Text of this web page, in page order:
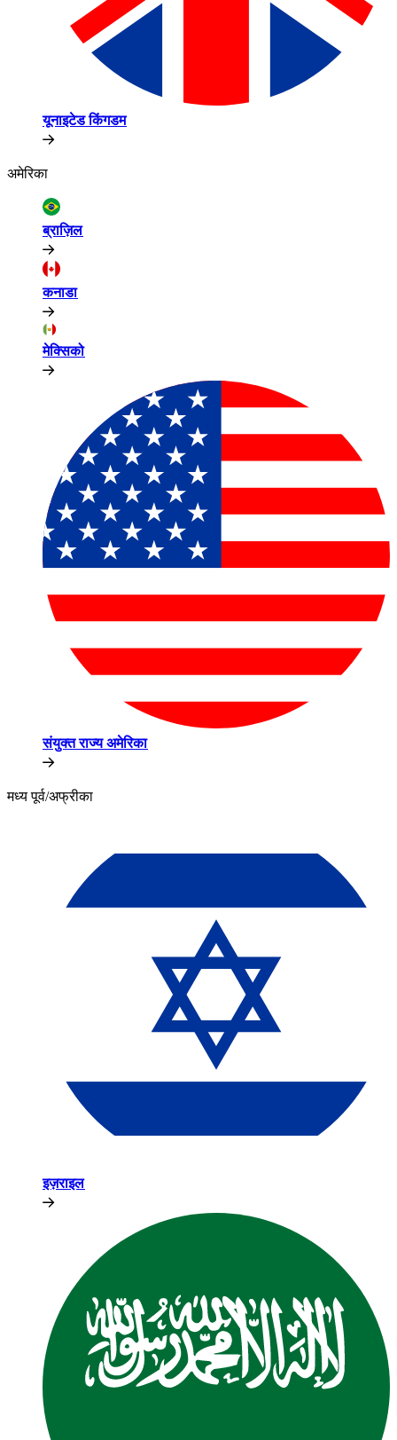
यूनाइटेड किंगडम​​
अमेरिका​​
ब्राज़िल​​
कनाडा​​
मेक्सिको​​
संयुक्त राज्य अमेरिका​​
मध्य पूर्व/अफ्रीका​​
इज़राइल​​